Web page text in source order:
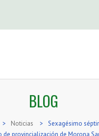
BLOG
> Noticias >
Sexagésimo
de provincialización de Morona